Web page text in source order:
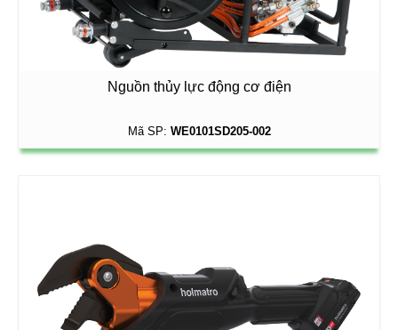
Nguồn thủy lực động cơ điện
Mã SP: WE0101SD205-002